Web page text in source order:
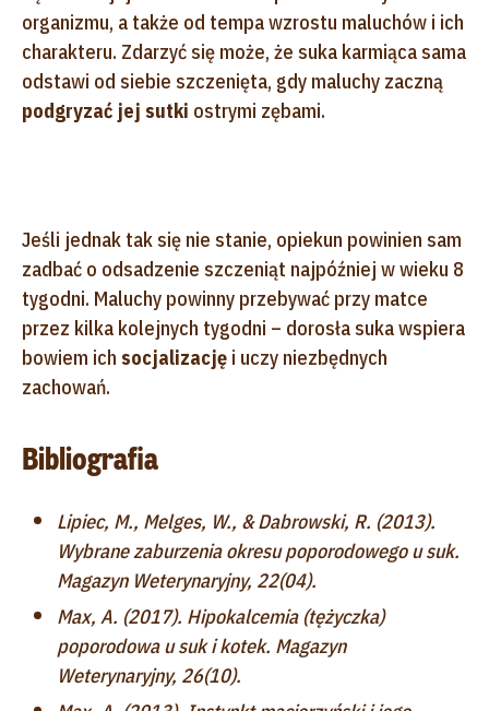
organizmu, a także od tempa wzrostu maluchów i ich
charakteru. Zdarzyć się może, że suka karmiąca sama
odstawi od siebie szczenięta, gdy maluchy zaczną
podgryzać jej sutki ostrymi zębami.
Jeśli jednak tak się nie stanie, opiekun powinien sam
zadbać o odsadzenie szczeniąt najpóźniej w wieku 8
tygodni. Maluchy powinny przebywać przy matce
przez kilka kolejnych tygodni – dorosła suka wspiera
bowiem ich socjalizację i uczy niezbędnych
zachowań.
Bibliografia
Lipiec, M., Melges, W., & Dabrowski, R. (2013).
Wybrane zaburzenia okresu poporodowego u suk.
Magazyn Weterynaryjny, 22(04).
Max, A. (2017). Hipokalcemia (tężyczka)
poporodowa u suk i kotek. Magazyn
Weterynaryjny, 26(10).